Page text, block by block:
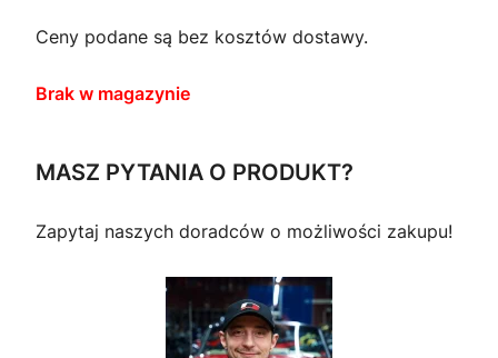
Ceny podane są bez kosztów dostawy.
Brak w magazynie
MASZ PYTANIA O PRODUKT?
Zapytaj naszych doradców o możliwości zakupu!